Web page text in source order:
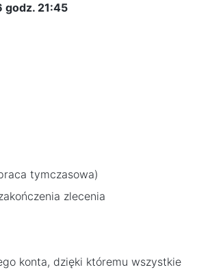
godz. 21:45
tymczasowa)
zlecenia
konta, dzięki któremu wszystkie